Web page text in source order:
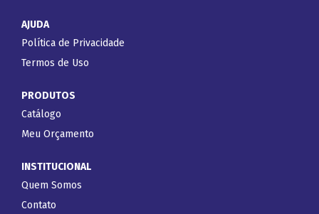
AJUDA
Política de Privacidade
Termos de Uso
PRODUTOS
Catálogo
Meu Orçamento
INSTITUCIONAL
Quem Somos
Contato